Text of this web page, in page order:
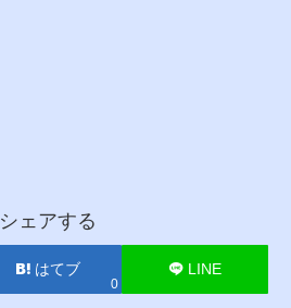
シェアする
はてブ
0
LINE